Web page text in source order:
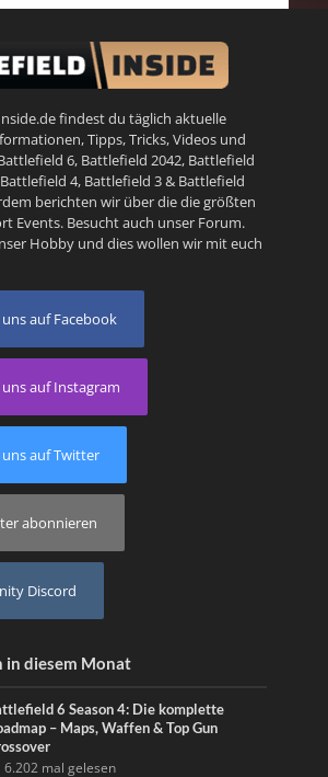
findest du täglich aktuelle
Tipps, Tricks, Videos und
6, Battlefield 2042, Battlefield
Battlefield 4, Battlefield 3& Battlefield
berichten wir über die die größten
Events. Besucht auch unser Forum.
Hobby und dies wollen wir mit euch
auf Facebook
auf Instagram
auf Twitter
abonnieren
Discord
in diesem Monat
6 Season 4: Die komplette
– Maps, Waffen & Top Gun
6.202 mal gelesen